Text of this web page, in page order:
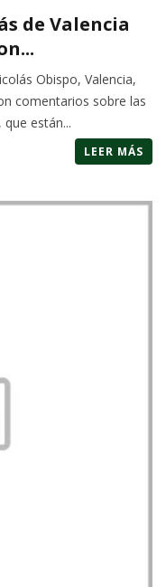
de Valencia
Obispo, Valencia,
comentarios sobre las
están...
LEER MÁS